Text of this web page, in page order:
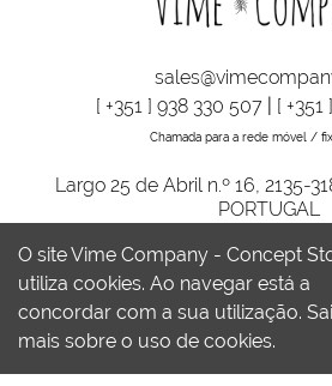
[ +351 ] 938 330 507| [
Chamada para a rede móvel /
Largo 25 de Abril n.º 16, 2135-
PORTUGAL
VIME COMPANY © TODOS OS DIREITOS
POR
BOMSITE
O site Vime Company - Concept
utiliza cookies. Ao navegar está a
concordar com a sua utilização.
mais sobre o uso de cookies.